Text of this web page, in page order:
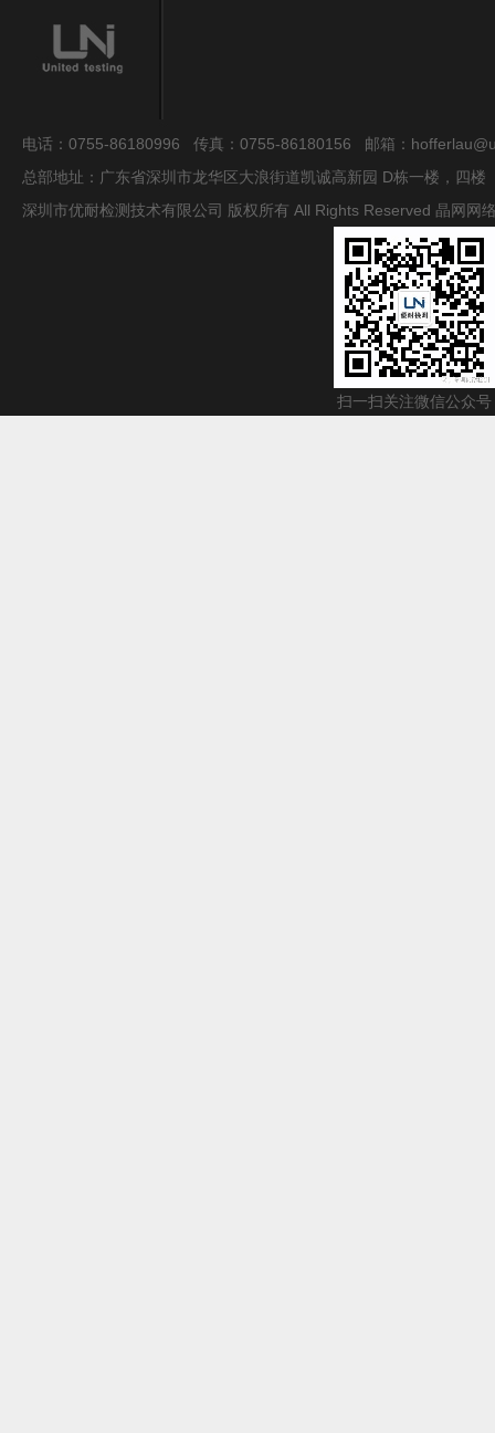
电话：0755-86180996 传真：0755-86180156 邮箱：
总部地址：广东省深圳市龙华区大浪街道凯诚高新园 D栋一楼，四楼
深圳市优耐检测技术有限公司 版权所有 All Rights Reserved 晶网网
扫一扫关注微信公众号